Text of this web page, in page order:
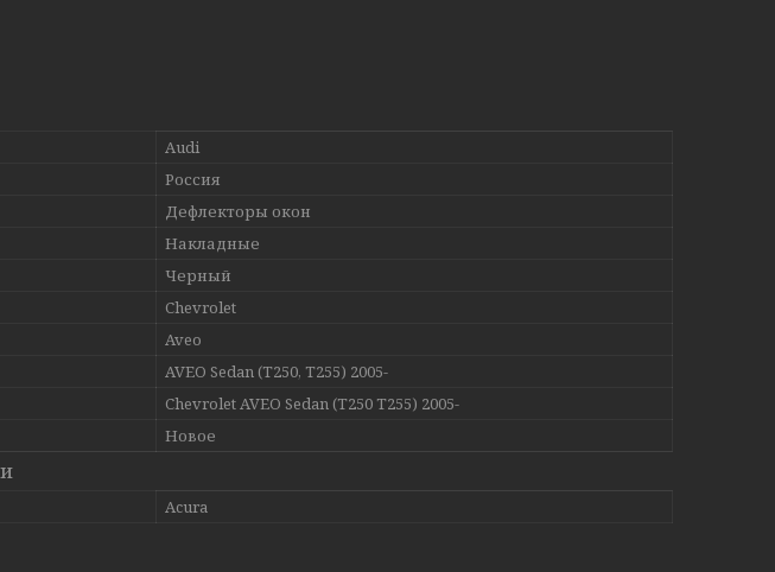
Audi
Россия
Дефлекторы окон
Накладные
Черный
Chevrolet
Aveo
AVEO Sedan (T250, T255) 2005-
Chevrolet AVEO Sedan (T250 T255) 2005-
Новое
Acura